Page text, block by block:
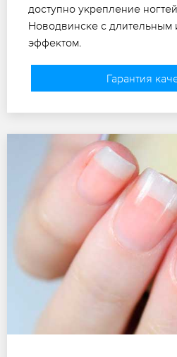
доступно укрепление
Новодвинске с длительным
эффектом.
Гарантия